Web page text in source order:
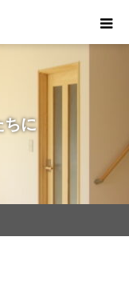
ちに